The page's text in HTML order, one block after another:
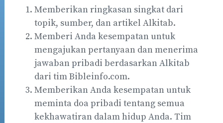
Memberikan ringkasan singkat dari
topik, sumber, dan artikel Alkitab.
Memberi Anda kesempatan untuk
mengajukan pertanyaan dan menerima
jawaban pribadi berdasarkan Alkitab
dari tim Bibleinfo.com.
Memberikan Anda kesempatan untuk
meminta doa pribadi tentang semua
kekhawatiran dalam hidup Anda. Tim